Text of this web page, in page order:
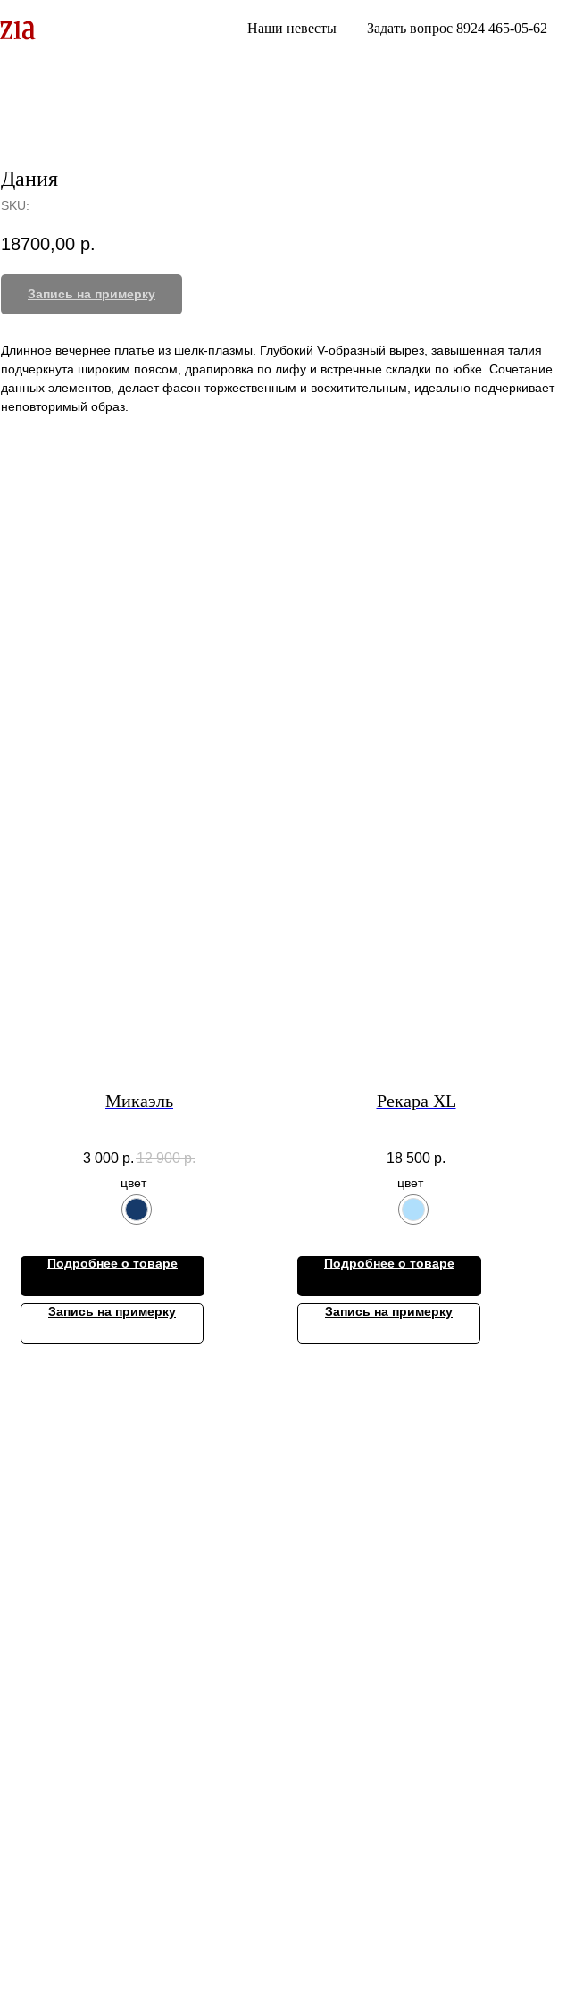
Наши невесты Задать вопрос 8924 465-05-62
Дания
SKU:
18700,00 р.
Запись на примерку
Длинное вечернее платье из шелк-плазмы. Глубокий V-образный вырез, завышенная талия
подчеркнута широким поясом, драпировка по лифу и встречные складки по юбке. Сочетание
данных элементов, делает фасон торжественным и восхитительным, идеально подчеркивает
неповторимый образ.
Микаэль
3 000 р. 12 900 р.
цвет
Подробнее о товаре
Запись на примерку
Рекара XL
18 500 р.
цвет
Подробнее о товаре
Запись на примерку